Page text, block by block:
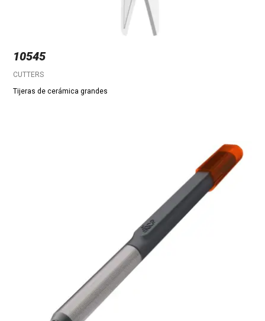
10545
CUTTERS
Tijeras de cerámica grandes